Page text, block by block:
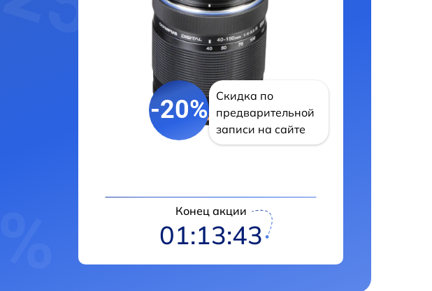
-20%
Скидка по
предварительной
записи на сайте
Конец акции
01:13:42